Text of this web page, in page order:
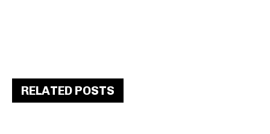
RELATED POSTS